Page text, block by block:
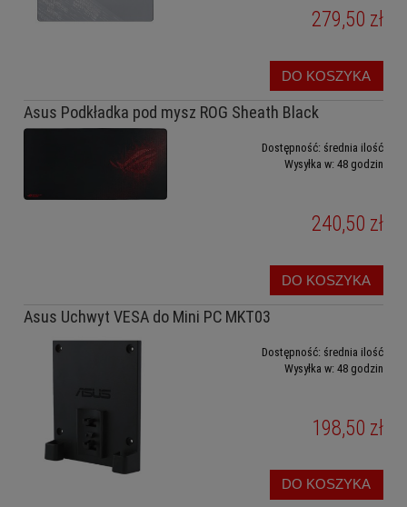
279,50 zł
DO KOSZYKA
Asus Podkładka pod mysz ROG Sheath Black
Dostępność: średnia ilość
Wysyłka w: 48 godzin
240,50 zł
DO KOSZYKA
Asus Uchwyt VESA do Mini PC MKT03
Dostępność: średnia ilość
Wysyłka w: 48 godzin
198,50 zł
DO KOSZYKA